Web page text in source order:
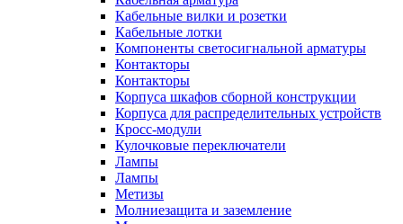
Кабельные вилки и розетки
Кабельные лотки
Компоненты светосигнальной арматуры
Контакторы
Контакторы
Корпуса шкафов сборной конструкции
Корпуса для распределительных устройств
Кросс-модули
Кулочковые переключатели
Лампы
Лампы
Метизы
Молниезащита и заземление